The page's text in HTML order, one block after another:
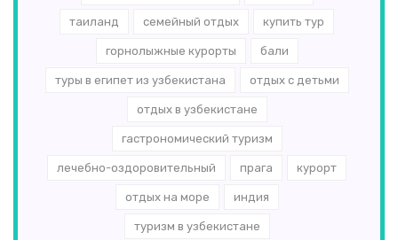
таиланд семейный отдых купить тур
горнолыжные курорты бали
туры в египет из узбекистана отдых с детьми
отдых в узбекистане
гастрономический туризм
лечебно-оздоровительный прага курорт
отдых на море индия
туризм в узбекистане